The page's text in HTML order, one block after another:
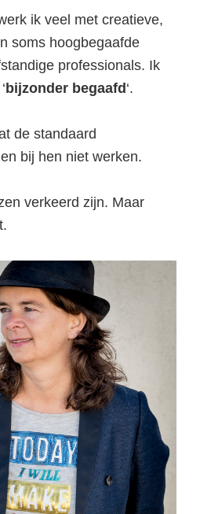
ik veel met creatieve,
soms hoogbegaafde
professionals. Ik
bijzonder begaafd ‘.
de standaard
bij hen niet werken.
verkeerd zijn. Maar